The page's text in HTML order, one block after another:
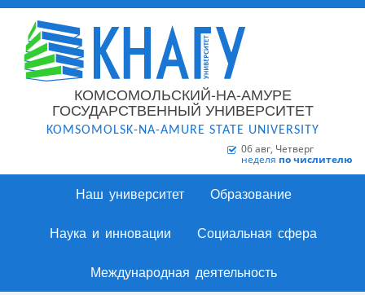
КОМСОМОЛЬСКИЙ-НА-АМУРЕ
ГОСУДАРСТВЕННЫЙ УНИВЕРСИТЕТ
KOMSOMOLSK-NA-AMURE STATE UNIVERSITY
06 авг, Четверг
неделя по числителю
Наш университет Образование
Наука и инновации Социальная сфера
Международная деятельность